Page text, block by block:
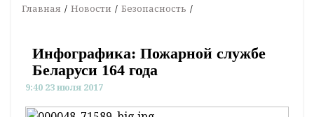
Главная Новости Безопасность
Инфографика: Пожарной службе
Беларуси 164 года
9:40 23 июля 2017